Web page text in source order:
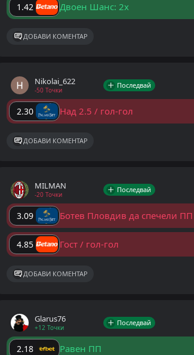
1.42 Двоен Шанс: 2x
ДОБАВИ КОМЕНТАР
Nikolai_622
-50 Точки
Последвай
2.30 Над 2.5 / гол-гол
ДОБАВИ КОМЕНТАР
MILMAN
-20 Точки
Последвай
3.09 Ботев Пловдив да спечели ПП
4.85 Гост / гол-гол
ДОБАВИ КОМЕНТАР
Glarus76
+12 Точки
Последвай
2.18 Равен ПП